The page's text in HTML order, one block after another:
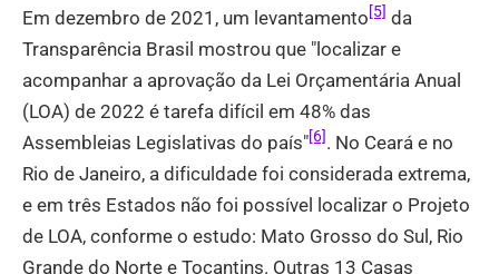
Em dezembro de 2021, um levantamento[5] da
Transparência Brasil mostrou que "localizar e
acompanhar a aprovação da Lei Orçamentária Anual
(LOA) de 2022 é tarefa difícil em 48% das
Assembleias Legislativas do país"[6]. No Ceará e no
Rio de Janeiro, a dificuldade foi considerada extrema,
e em três Estados não foi possível localizar o Projeto
de LOA, conforme o estudo: Mato Grosso do Sul, Rio
Grande do Norte e Tocantins. Outras 13 Casas